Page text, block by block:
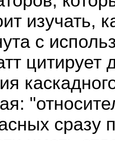
изучать,
с
цитирует